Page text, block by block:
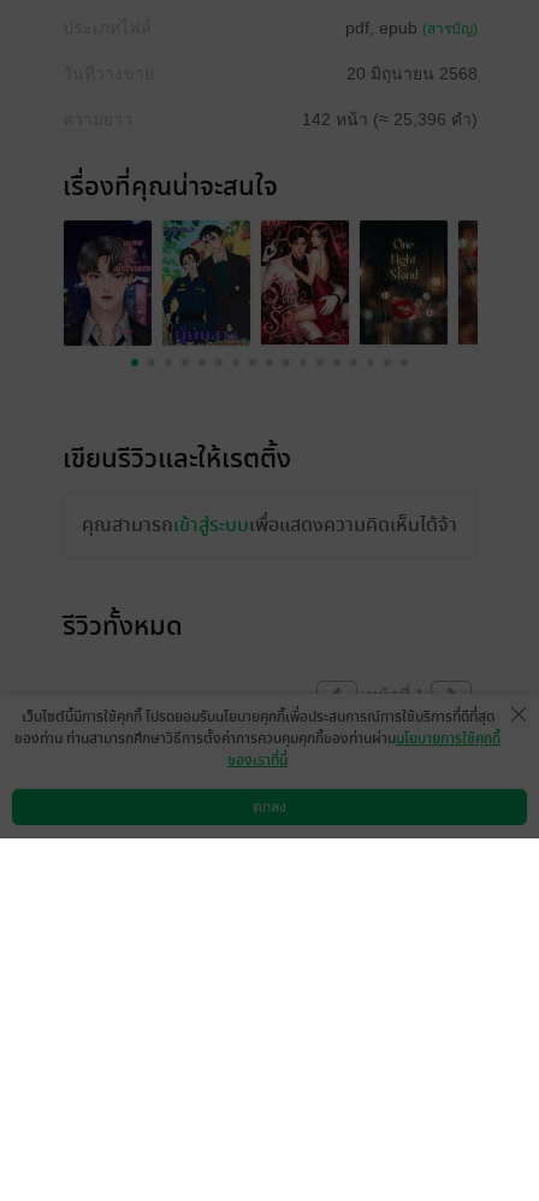
pdf, epub (สารบัญ)
20 มิถุนายน 2568
142 หน้า (≈ 25,396 คำ)
เรื่องที่คุณน่าจะสนใจ
เขียนรีวิวและให้เรตติ้ง
คุณสามารถเข้าสู่ระบบเพื่อแสดงความคิดเห็นได้จ้า
รีวิวทั้งหมด
หน้าที่ 1
4 พ.ค. 25691:17 น.
ดาวน์โหลดแอป วิธีการใช้งาน ติดต่อเรา
เว็บไซต์นี้มีการใช้คุกกี้ โปรดยอมรับนโยบายคุกกี้เพื่อประสบการณ์การใช้บริการที่ดีที่สุด
ของท่าน ท่านสามารถศึกษาวิธีการตั้งค่าการควบคุมคุกกี้ของท่านผ่านนโยบายการใช้คุกกี้
ของเราที่นี่
ตกลง